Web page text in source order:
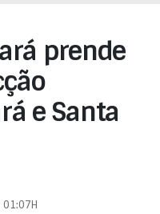
prende
e Santa